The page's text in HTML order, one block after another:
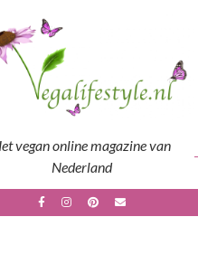
vegan online magazine van
Nederland